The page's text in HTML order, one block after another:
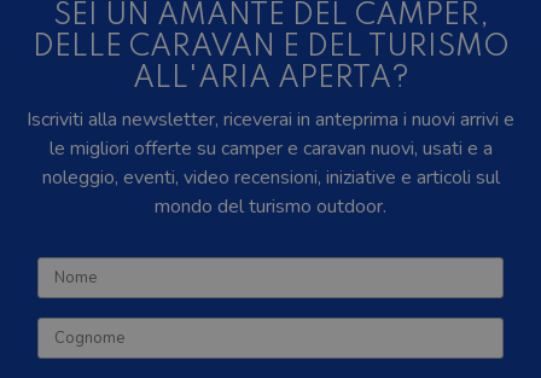
SEI UN AMANTE DEL CAMPER,
DELLE CARAVAN E DEL TURISMO
ALL'ARIA APERTA?
Iscriviti alla newsletter, riceverai in anteprima i nuovi arrivi e
le migliori offerte su camper e caravan nuovi, usati e a
noleggio, eventi, video recensioni, iniziative e articoli sul
mondo del turismo outdoor.